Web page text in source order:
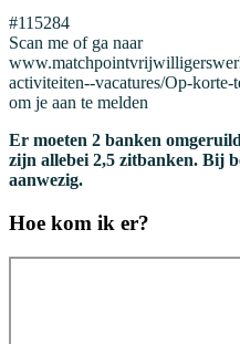
#115284
Scan me of ga naar
activiteiten--vacatures/Op-
om je aan te melden
Er moeten 2 banken
zijn allebei 2,5 zitbanken. Bij
aanwezig.
Hoe kom ik er?